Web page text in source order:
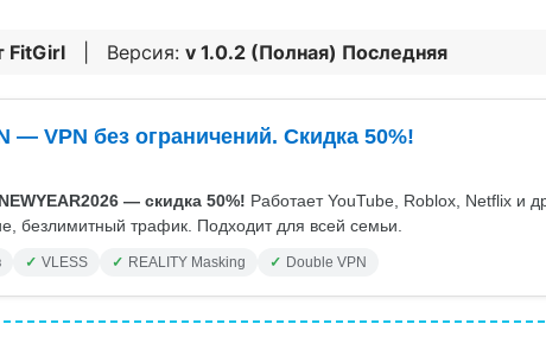
FitGirl | Версия: v 1.0.2 (Полная) Последняя
— VPN без ограничений. Скидка 50%!
— скидка 50%! Работает YouTube, Roblox, Netflix и
безлимитный трафик. Подходит для всей семьи.
VLESS REALITY Masking Double VPN